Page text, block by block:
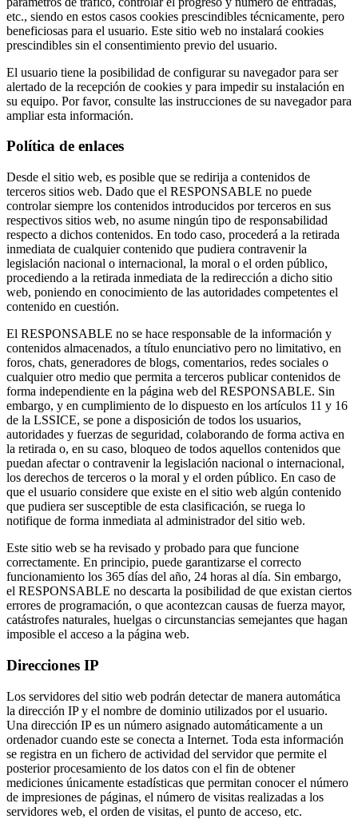
etc., siendo en estos casos cookies prescindibles técnicamente, pero
beneficiosas para el usuario. Este sitio web no instalará cookies
prescindibles sin el consentimiento previo del usuario.
El usuario tiene la posibilidad de configurar su navegador para ser
alertado de la recepción de cookies y para impedir su instalación en
su equipo. Por favor, consulte las instrucciones de su navegador para
ampliar esta información.
Política de enlaces
Desde el sitio web, es posible que se redirija a contenidos de
terceros sitios web. Dado que el RESPONSABLE no puede
controlar siempre los contenidos introducidos por terceros en sus
respectivos sitios web, no asume ningún tipo de responsabilidad
respecto a dichos contenidos. En todo caso, procederá a la retirada
inmediata de cualquier contenido que pudiera contravenir la
legislación nacional o internacional, la moral o el orden público,
procediendo a la retirada inmediata de la redirección a dicho sitio
web, poniendo en conocimiento de las autoridades competentes el
contenido en cuestión.
El RESPONSABLE no se hace responsable de la información y
contenidos almacenados, a título enunciativo pero no limitativo, en
foros, chats, generadores de blogs, comentarios, redes sociales o
cualquier otro medio que permita a terceros publicar contenidos de
forma independiente en la página web del RESPONSABLE. Sin
embargo, y en cumplimiento de lo dispuesto en los artículos 11 y 16
de la LSSICE, se pone a disposición de todos los usuarios,
autoridades y fuerzas de seguridad, colaborando de forma activa en
la retirada o, en su caso, bloqueo de todos aquellos contenidos que
puedan afectar o contravenir la legislación nacional o internacional,
los derechos de terceros o la moral y el orden público. En caso de
que el usuario considere que existe en el sitio web algún contenido
que pudiera ser susceptible de esta clasificación, se ruega lo
notifique de forma inmediata al administrador del sitio web.
Este sitio web se ha revisado y probado para que funcione
correctamente. En principio, puede garantizarse el correcto
funcionamiento los 365 días del año, 24 horas al día. Sin embargo,
el RESPONSABLE no descarta la posibilidad de que existan ciertos
errores de programación, o que acontezcan causas de fuerza mayor,
catástrofes naturales, huelgas o circunstancias semejantes que hagan
imposible el acceso a la página web.
Direcciones IP
Los servidores del sitio web podrán detectar de manera automática
la dirección IP y el nombre de dominio utilizados por el usuario.
Una dirección IP es un número asignado automáticamente a un
ordenador cuando este se conecta a Internet. Toda esta información
se registra en un fichero de actividad del servidor que permite el
posterior procesamiento de los datos con el fin de obtener
mediciones únicamente estadísticas que permitan conocer el número
de impresiones de páginas, el número de visitas realizadas a los
servidores web, el orden de visitas, el punto de acceso, etc.